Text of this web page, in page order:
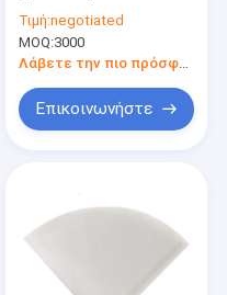
χρήσης φίλτρα καφέ
κώνων φίλτρων
Τιμή:negotiated
MOQ:3000
Λάβετε την πιο πρόσφατη τιμή
Επικοινωνήστε